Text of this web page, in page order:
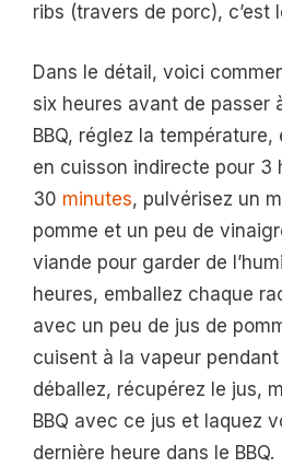
ribs (travers de porc), c’est
Dans le détail, voici
six heures avant de passer
BBQ, réglez la
en cuisson indirecte pour 3
30 minutes, pulvérisez un
pomme et un peu de
viande pour garder de
heures, emballez chaque
avec un peu de jus de
cuisent à la vapeur
déballez, récupérez le jus,
BBQ avec ce jus et laquez
dernière heure dans le BBQ.